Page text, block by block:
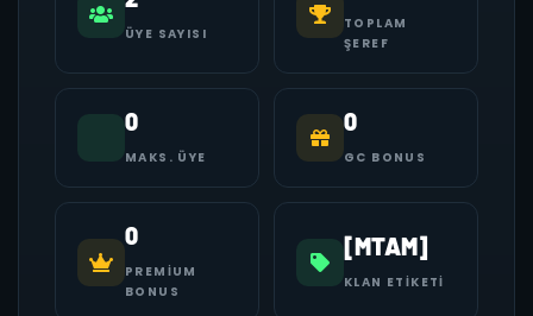
ÜYE SAYISI
TOPLAM
ŞEREF
0
MAKS. ÜYE
0
GC BONUS
0
PREMIUM
BONUS
[MTAM]
KLAN ETIKETI